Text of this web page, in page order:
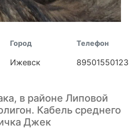
Город
Ижевск
Телефон
89501550123
в районе Липовой
Кабель среднего
Джек